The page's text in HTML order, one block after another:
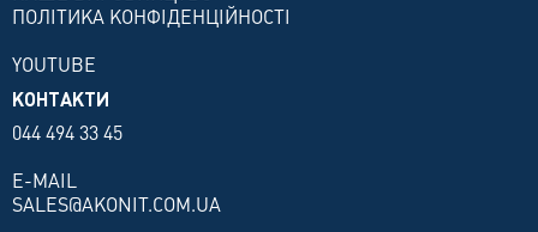
ПОЛІТИКА КОНФІДЕНЦІЙНОСТІ
YOUTUBE
КОНТАКТИ
044 494 33 45
E-MAIL
SALES@AKONIT.COM.UA